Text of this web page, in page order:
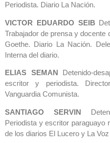
Periodista. Diario La Nación.
VICTOR EDUARDO SEIB
Trabajador de prensa y docente
Goethe. Diario La Nación.
Interna del diario.
ELIAS SEMAN Detenido-
escritor y periodista.
Vanguardia Comunista.
SANTIAGO SERVIN
Periodista y escritor paraguayo
de los diarios El Lucero y La